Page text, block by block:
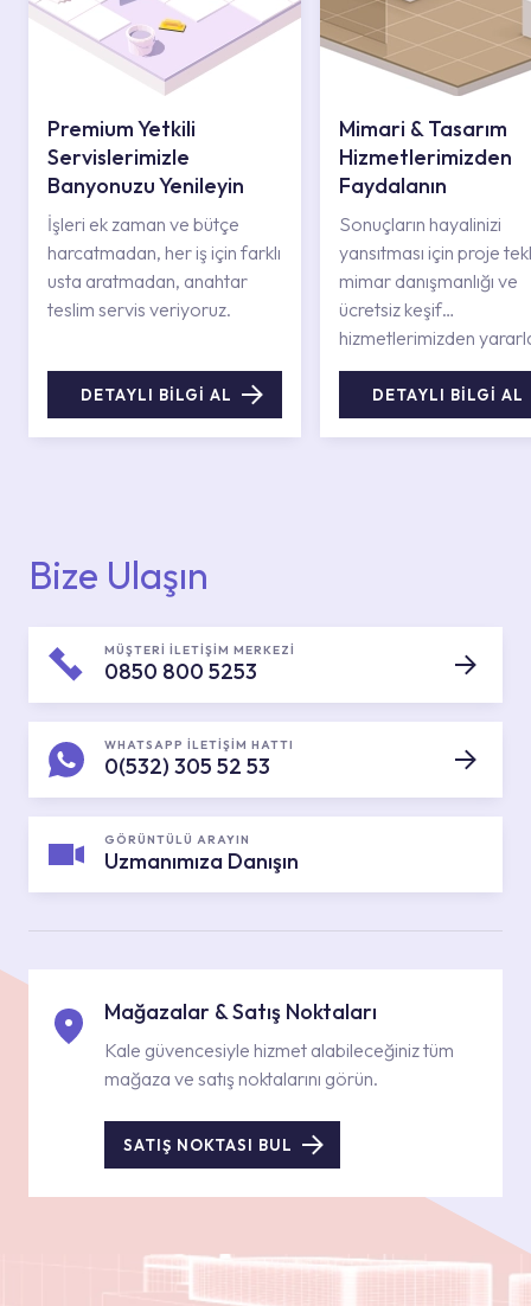
Premium Yetkili
Servislerimizle
Banyonuzu Yenileyin
İşleri ek zaman ve bütçe
harcatmadan, her iş için farklı
usta aratmadan, anahtar
teslim servis veriyoruz.
DETAYLI BİLGİ AL
Mimari & Tasarım
Hizmetlerimizden
Faydalanın
Sonuçların hayalinizi
yansıtması için proje
mimar danışmanlığı ve
ücretsiz keşif
hizmetlerimizden
DETAYLI BİLGİ AL
Bize Ulaşın
MÜŞTERİ İLETİŞİM MERKEZİ
0850 800 5253
WHATSAPP İLETİŞİM HATTI
0(532) 305 52 53
GÖRÜNTÜLÜ ARAYIN
Uzmanımıza Danışın
Mağazalar & Satış Noktaları
Kale güvencesiyle hizmet alabileceğiniz tüm
mağaza ve satış noktalarını görün.
SATIŞ NOKTASI BUL